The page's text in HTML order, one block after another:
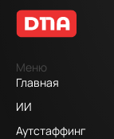
Меню
Главная
ИИ
Аутстаффинг